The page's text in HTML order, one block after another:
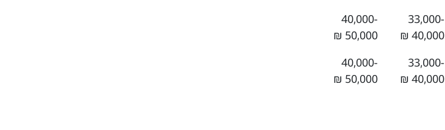
33,000-
40,000 ₪
40,000-
50,000 ₪
33,000-
40,000 ₪
40,000-
50,000 ₪